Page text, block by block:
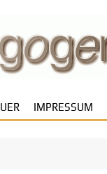
IMPRESSUM